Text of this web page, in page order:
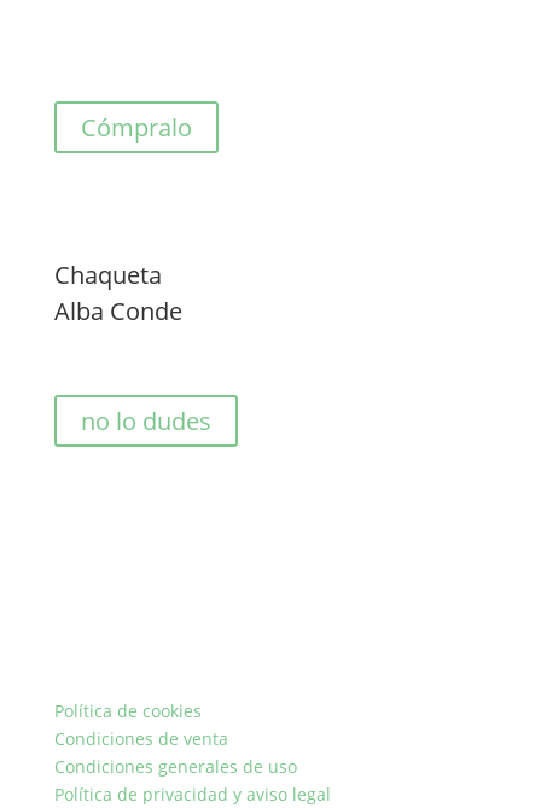
Cómpralo
Chaqueta
Alba Conde
no lo dudes
Política de cookies
Condiciones de venta
Condiciones generales de uso
Política de privacidad y aviso legal